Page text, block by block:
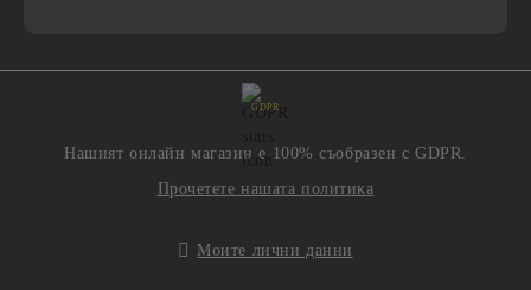
GDPR
Нашият онлайн магазин е 100% съобразен с GDPR.
Прочетете нашата политика
Моите лични данни